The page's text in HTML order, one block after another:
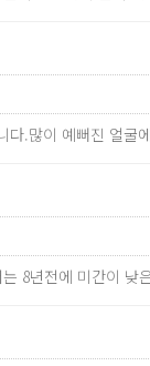
다.많이 예뻐진 얼
8년전에 미간이 낮